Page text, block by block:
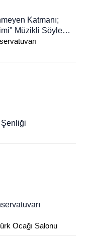
Katmanı;
Müzikli Söyleşi
Şenliği
Ocağı Salonu